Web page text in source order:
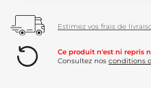
Estimez vos frais de
Ce produit n'est ni repris
Consultez nos conditions